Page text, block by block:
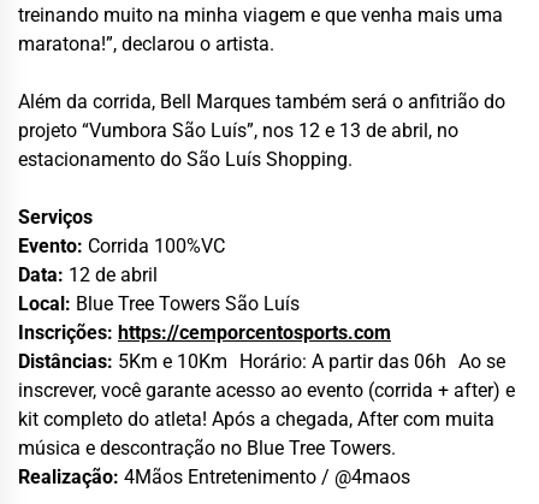
treinando muito na minha viagem e que venha mais uma
maratona!”, declarou o artista.
Além da corrida, Bell Marques também será o anfitrião do
projeto “Vumbora São Luís”, nos 12 e 13 de abril, no
estacionamento do São Luís Shopping.
Serviços
Evento: Corrida 100%VC
Data: 12 de abril
Local: Blue Tree Towers São Luís
Inscrições: https://cemporcentosports.com
Distâncias: 5Km e 10Km Horário: A partir das 06h Ao se
inscrever, você garante acesso ao evento (corrida + after) e
kit completo do atleta! Após a chegada, After com muita
música e descontração no Blue Tree Towers.
Realização: 4Mãos Entretenimento / @4maos